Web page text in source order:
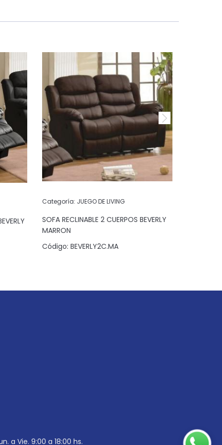
Categoría: JUEGO DE LIVING
SOFA RECLINABLE 2 CUERPOS BEVERLY
MARRON
Código: BEVERLY2C.MA
a Vie. 9:00 a 18:00 hs.